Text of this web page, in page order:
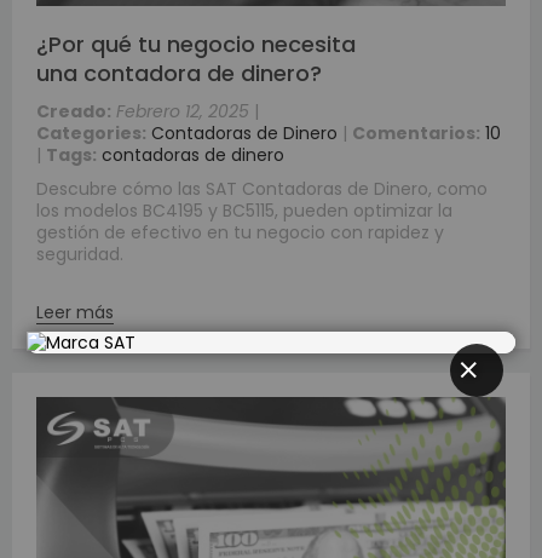
¿Por qué tu negocio necesita
una contadora de dinero?
Creado: Febrero 12, 2025 |
Categories: Contadoras de Dinero | Comentarios: 10
| Tags: contadoras de dinero
Descubre cómo las SAT Contadoras de Dinero, como
los modelos BC4195 y BC5115, pueden optimizar la
gestión de efectivo en tu negocio con rapidez y
seguridad.
Leer más
CLOSE